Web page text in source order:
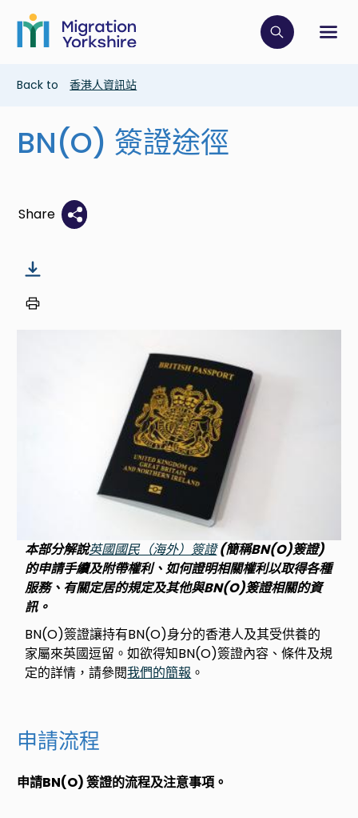
main
content
Skip
main
Click to
Breadcrumb
Back to 香港人資訊站
BN(O) 簽證途徑
Share
本部分解說英國國民（海外）簽證(簡稱BN(O)簽證)
的申請手續及附帶權利、如何證明相關權利以取得各種
服務、有關定居的規定及其他與BN(O)簽證相關的資
訊。
BN(O)簽證讓持有BN(O)身分的香港人及其受供養的
家屬來英國逗留。如欲得知BN(O)簽證內容、條件及規
定的詳情，請參閱我們的簡報 。
申請流程
申請BN(O) 簽證的流程及注意事項。